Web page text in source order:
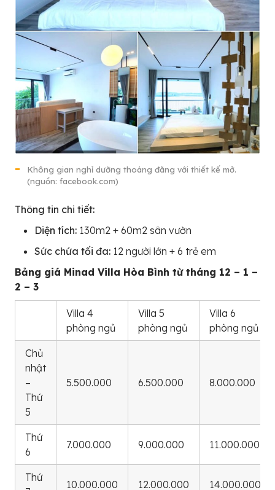
Không gian nghỉ dưỡng thoáng đãng với thiết kế mở.
(nguồn: facebook.com)
Thông tin chi tiết:
Diện tích: 130m2 + 60m2 sân vườn
Sức chứa tối đa: 12 người lớn + 6 trẻ em
Bảng giá Minad Villa Hòa Bình từ tháng 12 – 1 –
2 – 3
Villa 4
phòng ngủ
Villa 5
phòng ngủ
Villa 6
phòng ngủ
Chủ
nhật
–
Thứ
5
5.500.000 6.500.000 8.000.000
Thứ
6
7.000.000 9.000.000 11.000.000
Thứ
10.000.000 12.000.000 14.000.000